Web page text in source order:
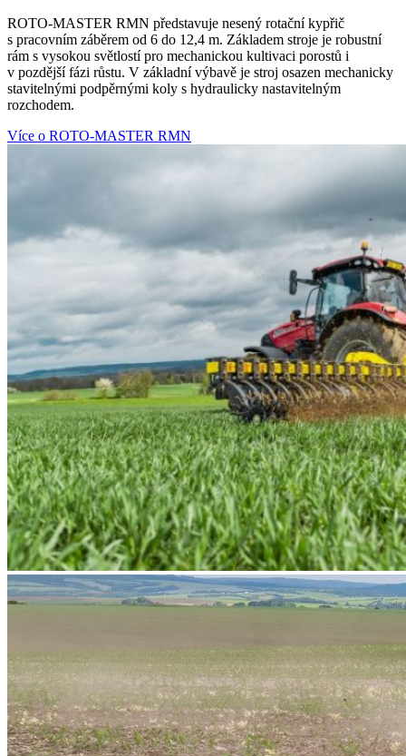
ROTO-MASTER RMN představuje nesený rotační kypřič
s pracovním záběrem od 6 do 12,4 m. Základem stroje je robustní
rám s vysokou světlostí pro mechanickou kultivaci porostů i
v pozdější fázi růstu. V základní výbavě je stroj osazen mechanicky
stavitelnými podpěrnými koly s hydraulicky nastavitelným
rozchodem.
Více o ROTO-MASTER RMN